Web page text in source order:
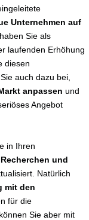
Unternehmen auf
Sie als
laufenden Erhöhung
diesen
auch dazu bei,
anpassen und
Angebot
in Ihren
und
Natürlich
mit den
für die
Sie aber mit